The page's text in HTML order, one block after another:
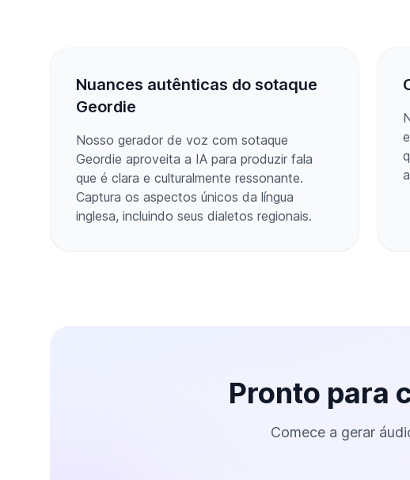
Nuances autênticas do sotaque
Geordie
Nosso gerador de voz com sotaque
Geordie aproveita a IA para produzir fala
que é clara e culturalmente ressonante.
Captura os aspectos únicos da língua
inglesa, incluindo seus dialetos regionais.
Pronto para
Comece a gerar